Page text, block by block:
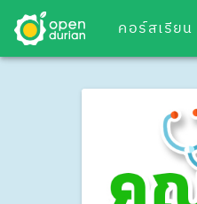
คอร์สเรียน